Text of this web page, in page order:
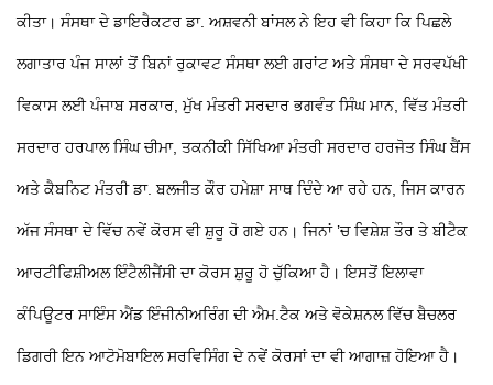
ਕੀਤਾ। ਸੰਸਥਾ ਦੇ ਡਾਇਰੈਕਟਰ ਡਾ. ਅਸ਼ਵਨੀ ਬਾਂਸਲ ਨੇ ਇਹ ਵੀ ਕਿਹਾ ਕਿ ਪਿਛਲੇ
ਲਗਾਤਾਰ ਪੰਜ ਸਾਲਾਂ ਤੋਂ ਬਿਨਾਂ ਰੁਕਾਵਟ ਸੰਸਥਾ ਲਈ ਗਰਾਂਟ ਅਤੇ ਸੰਸਥਾ ਦੇ ਸਰਵਪੱਖੀ
ਵਿਕਾਸ ਲਈ ਪੰਜਾਬ ਸਰਕਾਰ, ਮੁੱਖ ਮੰਤਰੀ ਸਰਦਾਰ ਭਗਵੰਤ ਸਿੰਘ ਮਾਨ, ਵਿੱਤ ਮੰਤਰੀ
ਸਰਦਾਰ ਹਰਪਾਲ ਸਿੰਘ ਚੀਮਾ, ਤਕਨੀਕੀ ਸਿੱਖਿਆ ਮੰਤਰੀ ਸਰਦਾਰ ਹਰਜੋਤ ਸਿੰਘ ਬੈਂਸ
ਅਤੇ ਕੈਬਨਿਟ ਮੰਤਰੀ ਡਾ. ਬਲਜੀਤ ਕੌਰ ਹਮੇਸ਼ਾ ਸਾਥ ਦਿੰਦੇ ਆ ਰਹੇ ਹਨ, ਜਿਸ ਕਾਰਨ
ਅੱਜ ਸੰਸਥਾ ਦੇ ਵਿੱਚ ਨਵੇਂ ਕੋਰਸ ਵੀ ਸ਼ੁਰੂ ਹੋ ਗਏ ਹਨ। ਜਿਨਾਂ ’ਚ ਵਿਸ਼ੇਸ਼ ਤੌਰ ਤੇ ਬੀਟੈਕ
ਆਰਟੀਫਿਸ਼ੀਅਲ ਇੰਟੈਲੀਜੈਂਸੀ ਦਾ ਕੋਰਸ ਸ਼ੁਰੂ ਹੋ ਚੁੱਕਿਆ ਹੈ। ਇਸਤੋਂ ਇਲਾਵਾ
ਕੰਪਿਊਟਰ ਸਾਇੰਸ ਐਂਡ ਇੰਜੀਨੀਅਰਿੰਗ ਦੀ ਐਮ.ਟੈਕ ਅਤੇ ਵੋਕੇਸ਼ਨਲ ਵਿੱਚ ਬੈਚਲਰ
ਡਿਗਰੀ ਇਨ ਆਟੋਮੋਬਾਇਲ ਸਰਵਿਸਿੰਗ ਦੇ ਨਵੇਂ ਕੋਰਸਾਂ ਦਾ ਵੀ ਆਗਾਜ਼ ਹੋਇਆ ਹੈ।